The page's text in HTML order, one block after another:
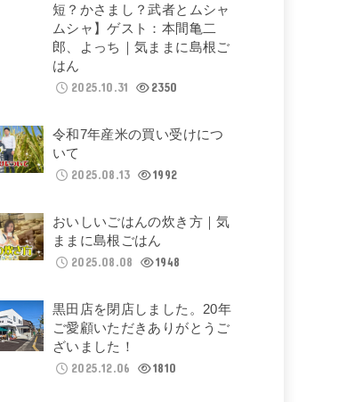
短？かさまし？武者とムシャ
ムシャ】ゲスト：本間亀二
郎、よっち｜気ままに島根ご
はん
2025.10.31
2350
令和7年産米の買い受けにつ
いて
2025.08.13
1992
おいしいごはんの炊き方｜気
ままに島根ごはん
2025.08.08
1948
黒田店を閉店しました。20年
ご愛顧いただきありがとうご
ざいました！
2025.12.06
1810